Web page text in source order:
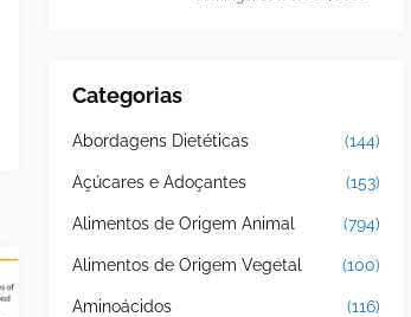
Categorias
Abordagens Dietéticas (144)
Açúcares e Adoçantes (153)
Alimentos de Origem Animal (794)
Alimentos de Origem Vegetal (100)
Aminoácidos (116)